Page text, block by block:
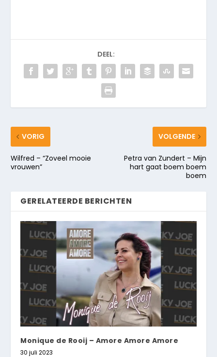
DEEL:
VORIG
Wilfred – “Zoveel mooie
vrouwen”
VOLGENDE
Petra van Zundert – Mijn
hart gaat boem boem
boem
GERELATEERDE BERICHTEN
Monique de Rooij – Amore Amore Amore
30 juli 2023